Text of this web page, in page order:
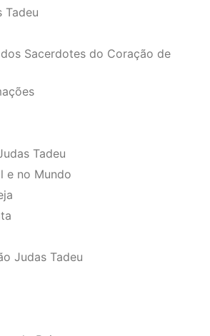
Tadeu
Sacerdotes do Coração de
Tadeu
e no Mundo
Judas Tadeu